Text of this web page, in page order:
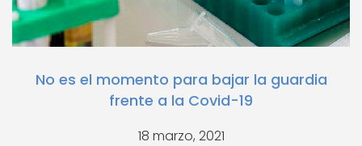
No es el momento para bajar la guardia
frente a la Covid-19
18 marzo, 2021